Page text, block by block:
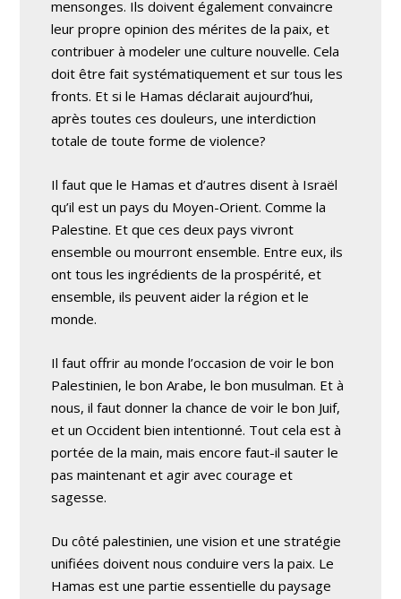
mensonges. Ils doivent également convaincre
leur propre opinion des mérites de la paix, et
contribuer à modeler une culture nouvelle. Cela
doit être fait systématiquement et sur tous les
fronts. Et si le Hamas déclarait aujourd’hui,
après toutes ces douleurs, une interdiction
totale de toute forme de violence?
Il faut que le Hamas et d’autres disent à Israël
qu’il est un pays du Moyen-Orient. Comme la
Palestine. Et que ces deux pays vivront
ensemble ou mourront ensemble. Entre eux, ils
ont tous les ingrédients de la prospérité, et
ensemble, ils peuvent aider la région et le
monde.
Il faut offrir au monde l’occasion de voir le bon
Palestinien, le bon Arabe, le bon musulman. Et à
nous, il faut donner la chance de voir le bon Juif,
et un Occident bien intentionné. Tout cela est à
portée de la main, mais encore faut-il sauter le
pas maintenant et agir avec courage et
sagesse.
Du côté palestinien, une vision et une stratégie
unifiées doivent nous conduire vers la paix. Le
Hamas est une partie essentielle du paysage